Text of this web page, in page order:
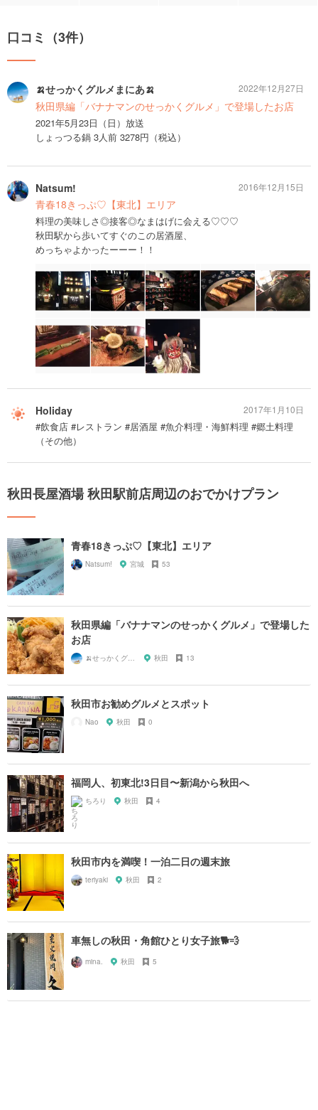
口コミ（3件）
🍌せっかくグルメまにあ🍌
秋田県編「バナナマンのせっかくグルメ」で登場したお店
2021年5月23日（日）放送
しょっつる鍋 3人前 3278円（税込）
2022年12月27日
Natsum!
青春18きっぷ♡【東北】エリア
料理の美味しさ◎接客◎なまはげに会える♡♡♡
秋田駅から歩いてすぐのこの居酒屋、
めっちゃよかったーーー！！
2016年12月15日
Holiday
#飲食店 #レストラン #居酒屋 #魚介料理・海鮮料理 #郷土料理
（その他）
2017年1月10日
秋田長屋酒場 秋田駅前店周辺のおでかけプラン
青春18きっぷ♡【東北】エリア
Natsum! 宮城 53
秋田県編「バナナマンのせっかくグルメ」で登場した
お店
🍌せっかくグルメまにあ🍌 秋田 13
秋田市お勧めグルメとスポット
Nao 秋田 0
福岡人、初東北!3日目〜新潟から秋田へ
ちろり 秋田 4
秋田市内を満喫！一泊二日の週末旅
teriyaki 秋田 2
車無しの秋田・角館ひとり女子旅🐕💨
mina. 秋田 5